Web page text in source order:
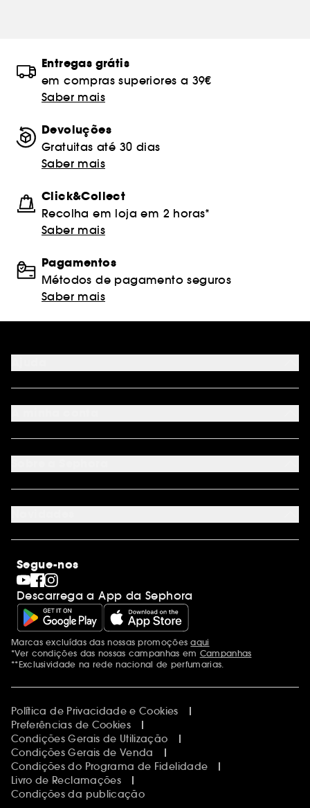
Entregas grátis
em compras superiores a 39€
Saber mais
Devoluções
Gratuitas até 30 dias
Saber mais
Click&Collect
Recolha em loja em 2 horas*
Saber mais
Pagamentos
Métodos de pagamento seguros
Saber mais
FAQ
Métodos de pagamento
Cartão oferta físico
Cartão oferta empresas
Site Map
Seguir encomenda
Programa de Fidelidade
Juntar Sephora
Sephora Prize 2026
Internacional
Descobrir a Sephora
Código promocional Sephora
Saldos
Dia dos Namorados
Dia do Pai
Dia da Mãe
Calendários do Advento
Singles' Day
Black Friday
Cyber Monday
Blue Monday
Segue-nos
Descarrega a App da Sephora
Menções adicionais
Marcas excluídas das nossas promoçõesaqui
*Ver condições das nossas campanhas em Campanhas
**Exclusividade na rede nacional de perfumarias.
Política de Privacidade e Cookies
Preferências de Cookies
Condições Gerais de Utilização
Condições Gerais de Venda
Condições do Programa de Fidelidade
Livro de Reclamações
Condições da publicação